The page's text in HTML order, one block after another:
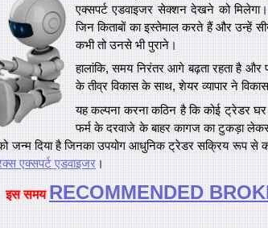
एक्सपर्ट एडवाइजर सेक्शन देखने को
जिन किताबों का इस्तेमाल करते हैं और उन्हें
कभी तो उनसे भी पुराने।
हालांकि, समय निरंतर आगे बढ़ता रहता है और
के तीव्र विकास के साथ, शेयर व्यापार ने
यह कल्पना करना कठिन है कि कोई ट्रेडर
फर्म के दरवाजे के बाहर कागज का टुकड़ा
को जन्म दिया है जिनका उपयोग आधुनिक ट्रेडर सक्रिय रूप
एक्सपर्ट एडवाइजर ।
इस समय RECOMMENDED